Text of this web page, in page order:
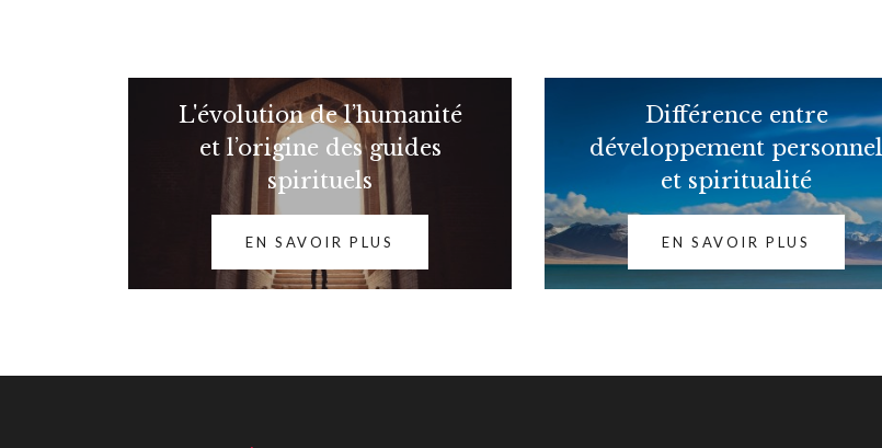
L'évolution de l’humanité
et l’origine des guides
spirituels
EN SAVOIR PLUS
Différence entre
développement personnel
et spiritualité
EN SAVOIR PLUS